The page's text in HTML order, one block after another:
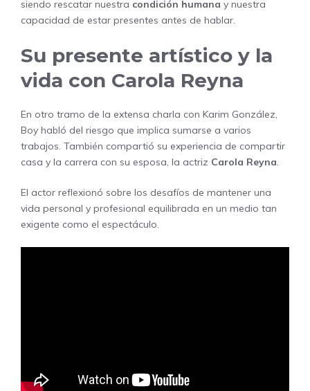
siendo rescatar nuestra condición humana y nuestra
capacidad de estar presentes antes de hablar.
Su presente artístico y la
vida con Carola Reyna
En otro tramo de la extensa charla con Karim González,
Boy habló del riesgo que implica sumarse a varios
trabajos. También compartió su experiencia de compartir
casa y la carrera con su esposa, la actriz Carola Reyna.
El actor reflexionó sobre los desafíos de mantener una
vida personal y profesional equilibrada en un medio tan
exigente como el espectáculo.